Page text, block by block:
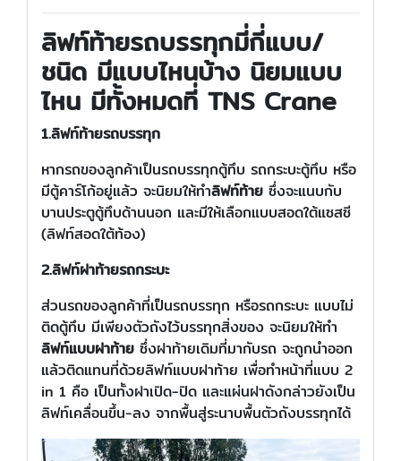
ลิฟท์ท้ายรถบรรทุกมี่กี่แบบ/
ชนิด มีแบบไหนบ้าง นิยมแบบ
ไหน มีทั้งหมดที่ TNS Crane
1.ลิฟท์ท้ายรถบรรทุก
หากรถของลูกค้าเป็นรถบรรทุกตู้ทึบ รถกระบะตู้ทึบ หรือ
มีตู้คาร์โก้อยู่แล้ว จะนิยมให้ทำลิฟท์ท้าย ซึ่งจะแนบกับ
บานประตูตู้ทึบด้านนอก และมีให้เลือกแบบสอดใต้แซสซี
(ลิฟท์สอดใต้ท้อง)
2.ลิฟท์ฝาท้ายรถกระบะ
ส่วนรถของลูกค้าที่เป็นรถบรรทุก หรือรถกระบะ แบบไม่
ติดตู้ทึบ มีเพียงตัวถังไว้บรรทุกสิ่งของ จะนิยมให้ทำ
ลิฟท์แบบฝาท้าย ซึ่งฝาท้ายเดิมที่มากับรถ จะถูกนำออก
แล้วติดแทนที่ด้วยลิฟท์แบบฝาท้าย เพื่อทำหน้าที่แบบ 2
in 1 คือ เป็นทั้งฝาเปิด-ปิด และแผ่นฝาดังกล่าวยังเป็น
ลิฟท์เคลื่อนขึ้น-ลง จากพื้นสู่ระนาบพื้นตัวถังบรรทุกได้